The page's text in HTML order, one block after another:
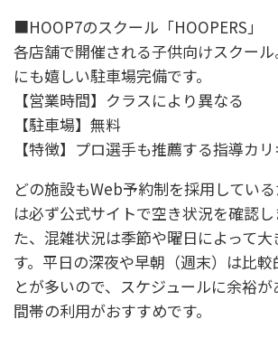
■HOOP7のスクール「HOOPERS」
各店舗で開催される子供向けスクー
にも嬉しい駐車場完備です。
【営業時間】クラスにより異なる
【駐車場】無料
【特徴】プロ選手も推薦する指導カ
どの施設もWeb予約制を採用してい
は必ず公式サイトで空き状況を確認
た、混雑状況は季節や曜日によって大
す。平日の深夜や早朝（週末）は比較
とが多いので、スケジュールに余裕
間帯の利用がおすすめです。